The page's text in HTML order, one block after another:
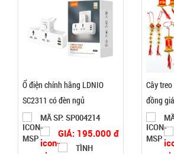
Ổ điện chính hãng LDNIO
SC2311 có đèn ngủ
MÃ SP: SP004214
GIÁ: 195.000 đ
TÌNH
Cây
đồng
nhiên)